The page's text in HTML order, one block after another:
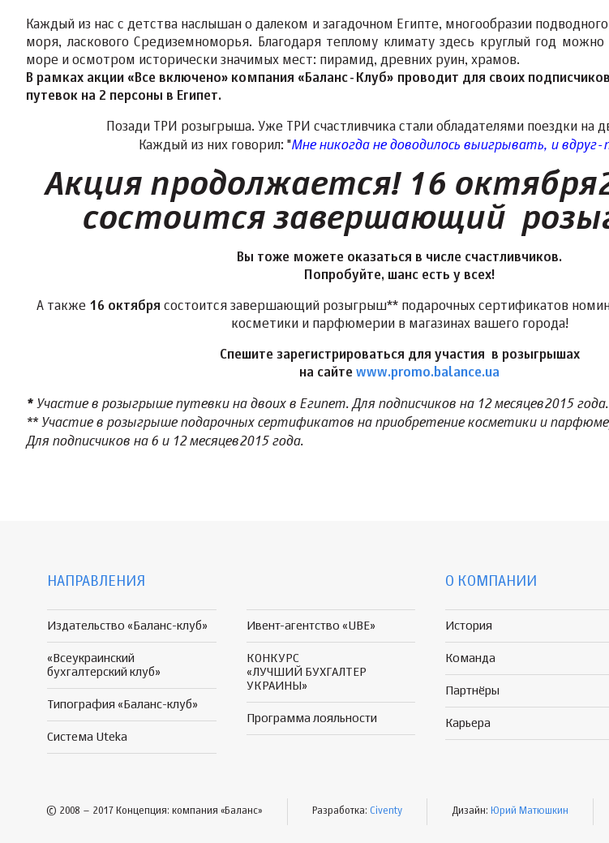
Каждый из нас с детства наслышан о далеком и загадочном Египте, многообразии
моря, ласкового Средиземноморья. Благодаря теплому климату здесь круглый год можно
море и осмотром исторически значимых мест: пирамид, древних руин, храмов.
В рамках акции «Все включено» компания «Баланс-Клуб» проводит для своих
путевок на 2 персоны в Египет.
Позади ТРИ розыгрыша. Уже ТРИ счастливчика стали обладателями поездки на
Каждый из них говорил: "Мне никогда не доводилось выигрывать, и вдруг -
Акция продолжается! 16 октября
состоится завершающий
Вы тоже можете оказаться в числе счастливчиков.
Попробуйте, шанс есть у всех!
А также 16 октября состоится завершающий розыгрыш** подарочных сертификатов
косметики и парфюмерии в магазинах вашего города!
Спешите зарегистрироваться для участия в розыгрышах
на сайте www.promo.balance.ua
*Участие в розыгрыше путевки на двоих в Египет. Для подписчиков на 12 месяцев 2015 года.
** Участие в розыгрыше подарочных сертификатов на приобретение косметики и
Для подписчиков на 6 и 12 месяцев 2015 года.
НАПРАВЛЕНИЯ
Издательство «Баланс-клуб»
«Всеукраинский
бухгалтерский клуб»
Типография «Баланс-клуб»
Система Uteka
Ивент-агентство «UBE»
КОНКУРС
«ЛУЧШИЙ БУХГАЛТЕР
УКРАИНЫ»
Программа лояльности
О КОМПАНИИ
История
Команда
Партнёры
Карьера
© 2008 – 2017 Концепция: компания «Баланс» Разработка: Civenty Дизайн: Юрий Матюшкин